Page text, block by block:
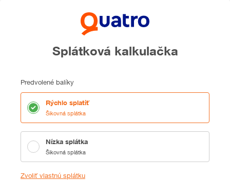
Splátková kalkulačka
Predvolené balíky
Rýchlo splatiť
Šikovná splátka
Nízka splátka
Šikovná splátka
Zvoliť vlastnú splátku